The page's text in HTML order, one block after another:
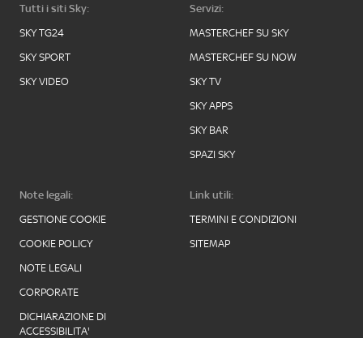
Tutti i siti Sky:
SKY TG24
SKY SPORT
SKY VIDEO
Servizi:
MASTERCHEF SU SKY
MASTERCHEF SU NOW
SKY TV
SKY APPS
SKY BAR
SPAZI SKY
Note legali:
GESTIONE COOKIE
COOKIE POLICY
NOTE LEGALI
CORPORATE
DICHIARAZIONE DI
ACCESSIBILITA'
Link utili:
TERMINI E CONDIZIONI
SITEMAP